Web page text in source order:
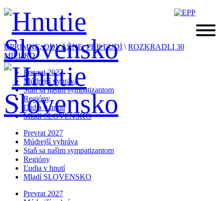
ÚPRIMNE, ODVÁŽNE, PRE ĽUDÍ \ ROZKRADLI 30
MILIáRD
Prevrat 2027
Múdrejší vyhráva
Staň sa našim sympatizantom
Regióny
Ľudia v hnutí
Mladí SLOVENSKO
Prevrat 2027
Múdrejší vyhráva
Staň sa našim sympatizantom
Regióny
Ľudia v hnutí
Mladí SLOVENSKO
Prevrat 2027